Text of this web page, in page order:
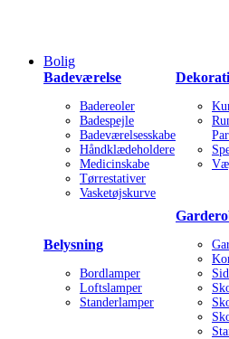
Bolig
Badeværelse
Badereoler
Badespejle
Badeværelsesskabe
Håndklædeholdere
Medicinskabe
Tørrestativer
Vasketøjskurve
Belysning
Bordlamper
Loftslamper
Standerlamper